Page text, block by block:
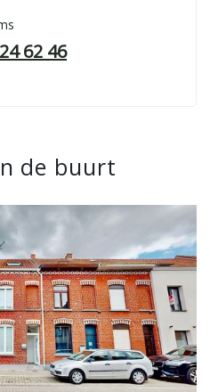
62 46
de buurt